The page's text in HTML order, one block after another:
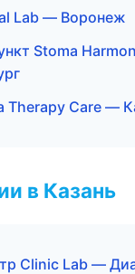
Lab — Воронеж
Stoma
Therapy Care —
в Казань
Clinic Lab —